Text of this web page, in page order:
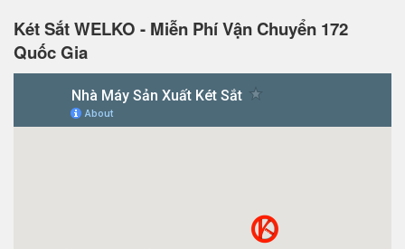
Két Sắt WELKO - Miễn Phí Vận Chuyển 172
Quốc Gia